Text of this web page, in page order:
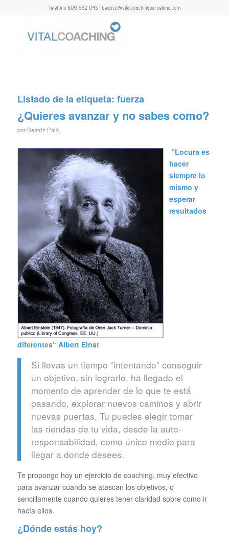
Teléfono 609 682 045 | beatriz@vitalcoachingbarcelona.com
Listado de la etiqueta: fuerza
¿Quieres avanzar y no sabes como?
por Beatriz Palá
“Locura es
hacer
siempre lo
mismo y
esperar
resultados
diferentes“ Albert Einst
Si llevas un tiempo “intentando” conseguir
un objetivo, sin lograrlo, ha llegado el
momento de aprender de lo que te está
pasando, explorar nuevos caminos y abrir
nuevas puertas. Tu puedes elegir tomar
las riendas de tu vida, desde la auto-
responsabilidad, como único medio para
llegar a donde desees.
Te propongo hoy un ejercicio de coaching, muy efectivo
para avanzar cuando se atascan los objetivos, o
sencillamente cuando quieres tener claridad sobre como ir
hacía ellos.
¿Dónde estás hoy?